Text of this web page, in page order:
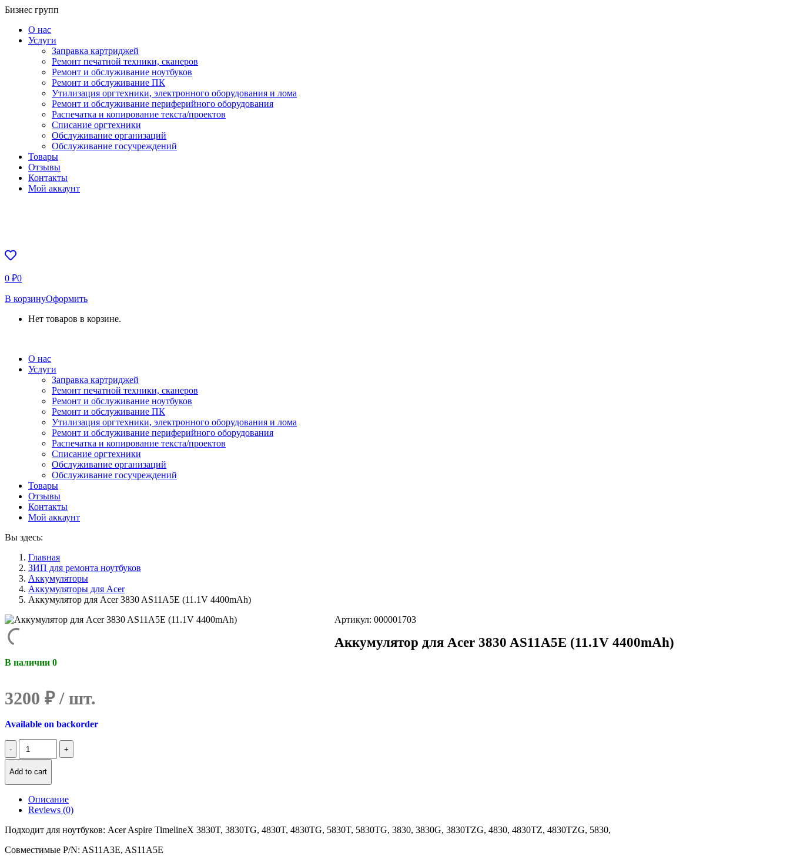
Перейти
содержанию
Бизнес групп
О нас
Услуги
Заправка картриджей
Ремонт печатной техники, сканеров
Ремонт и обслуживание ноутбуков
Ремонт и обслуживание ПК
Утилизация оргтехники, электронного оборудования и лома
Ремонт и обслуживание периферийного оборудования
Распечатка и копирование текста/проектов
Списание оргтехники
Обслуживание организаций
Обслуживание госучреждений
Товары
Отзывы
Контакты
Мой аккаунт
0 ₽0
В корзинуОформить
Нет товаров в корзине.
О нас
Услуги
Заправка картриджей
Ремонт печатной техники, сканеров
Ремонт и обслуживание ноутбуков
Ремонт и обслуживание ПК
Утилизация оргтехники, электронного оборудования и лома
Ремонт и обслуживание периферийного оборудования
Распечатка и копирование текста/проектов
Списание оргтехники
Обслуживание организаций
Обслуживание госучреждений
Товары
Отзывы
Контакты
Мой аккаунт
Вы здесь:
Главная
ЗИП для ремонта ноутбуков
Аккумуляторы
Аккумуляторы для Acer
Аккумулятор для Acer 3830 AS11A5E (11.1V 4400mAh)
Артикул: 000001703
Аккумулятор для Acer 3830 AS11A5E (11.1V 4400mAh)
В наличии 0
3200 ₽
Available on backorder
Количество
Аккумулятор
Acer
3830
AS11A5E
(11.1V
4400mAh)
Add to cart
Описание
Reviews (0)
Подходит для ноутбуков: Acer Aspire TimelineX 3830T, 3830TG, 4830T, 4830TG, 5830T, 5830TG, 3830, 3830G, 3830TZG, 4830, 4830TZ, 4830TZG, 5830,
Совместимые P/N: AS11A3E, AS11A5E